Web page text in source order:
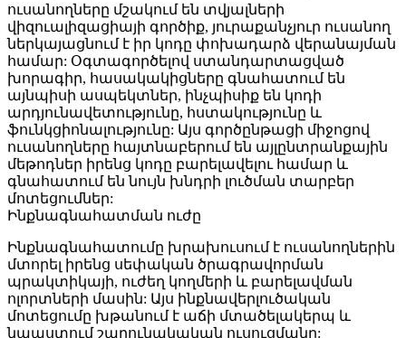
ուսանողները մշակում են տվյալների
վիզուալիզացիայի գործիք, յուրաքանչյուր ուսանող
ներկայացնում է իր կոդը փոխադարձ վերանայման
համար: Օգտագործելով ստանդարտացված
խորագիր, հասակակիցները գնահատում են
այնպիսի ասպեկտներ, ինչպիսիք են կոդի
արդյունավետությունը, հստակությունը և
ֆունկցիոնալությունը: Այս գործընթացի միջոցով
ուսանողները հայտնաբերում են այլընտրանքային
մեթոդներ իրենց կոդը բարելավելու համար և
գնահատում են նույն խնդրի լուծման տարբեր
մոտեցումներ:
Ինքնագնահատման ուժը
Ինքնագնահատումը խրախուսում է ուսանողներին
մտորել իրենց սեփական ծրագրավորման
պրակտիկայի, ուժեղ կողմերի և բարելավման
ոլորտների մասին: Այս ինքնավերլուծական
մոտեցումը խթանում է աճի մտածելակերպ և
նպաստում շարունակական ուսուցմանը: